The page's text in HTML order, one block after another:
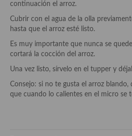
Carne
Pescado y Marisco
Postres y dulces
Postres con frutas
continuación el arroz.
Cubrir con el agua de la olla
hasta que el arroz esté listo.
Es muy importante que nunca se
cortará la cocción del arroz.
Una vez listo, sírvelo en el tupper y
Consejo: si no te gusta el arroz blando,
que cuando lo calientes en el micro se